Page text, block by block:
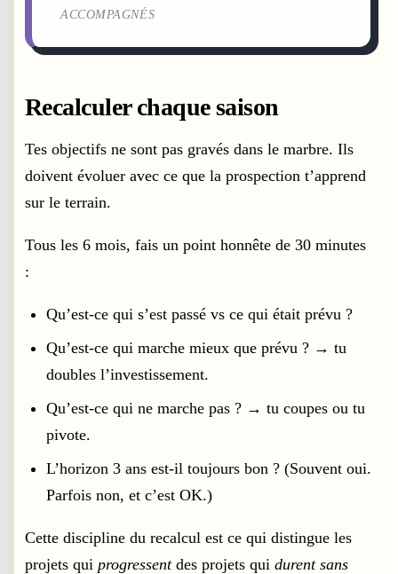
ACCOMPAGNÉS
Recalculer chaque saison
Tes objectifs ne sont pas gravés dans le marbre. Ils
doivent évoluer avec ce que la prospection t’apprend
sur le terrain.
Tous les 6 mois, fais un point honnête de 30 minutes
:
Qu’est-ce qui s’est passé vs ce qui était prévu ?
Qu’est-ce qui marche mieux que prévu ? → tu
doubles l’investissement.
Qu’est-ce qui ne marche pas ? → tu coupes ou tu
pivote.
L’horizon 3 ans est-il toujours bon ? (Souvent oui.
Parfois non, et c’est OK.)
Cette discipline du recalcul est ce qui distingue les
projets qui progressentdes projets qui durent sans